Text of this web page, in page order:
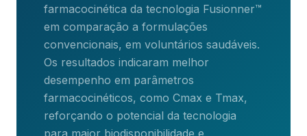
farmacocinética da tecnologia Fusionner™
em comparação a formulações
convencionais, em voluntários saudáveis.
Os resultados indicaram melhor
desempenho em parâmetros
farmacocinéticos, como Cmax e Tmax,
reforçando o potencial da tecnologia
para maior biodisponibilidade e